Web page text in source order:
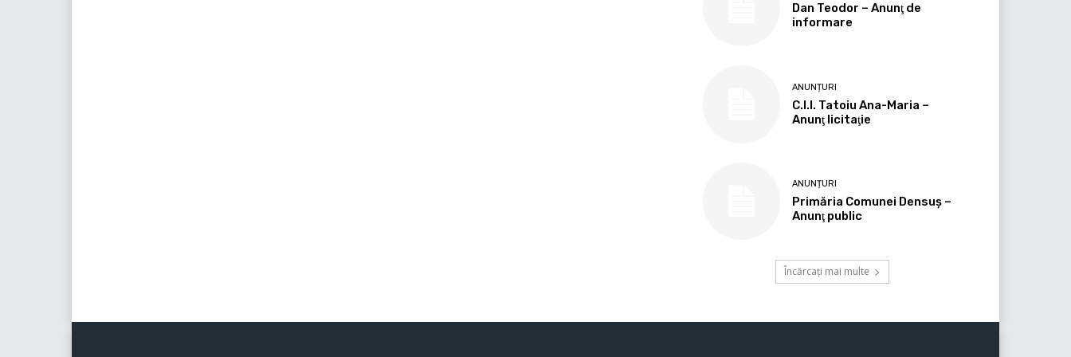
Dan Teodor – Anunţ de
informare
ANUNȚURI
C.I.I. Tatoiu Ana-Maria –
Anunţ licitaţie
ANUNȚURI
Primăria Comunei Densuş –
Anunţ public
Încărcați mai multe